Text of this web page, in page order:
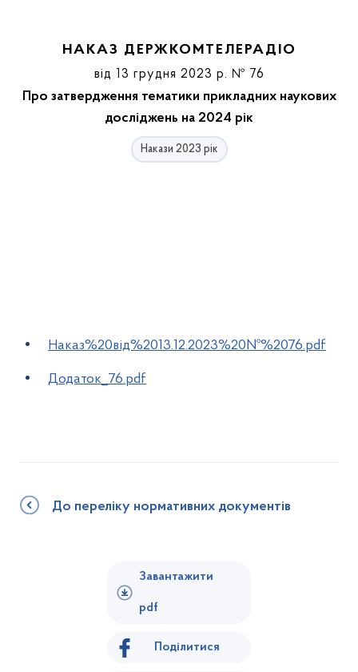
НАКАЗ ДЕРЖКОМТЕЛЕРАДІО
від 13 грудня 2023 р. № 76
Про затвердження тематики прикладних наукових
досліджень на 2024 рік
Накази 2023 рік
Наказ%20від%2013.12.2023%20№%2076.pdf
Додаток_76.pdf
До переліку нормативних документів
Завантажити
pdf
Поділитися